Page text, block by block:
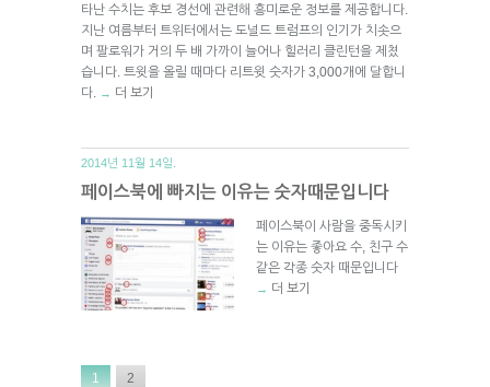
타난 수치는 후보 경선에 관련해 흥미로운 정보를 제공합니다.
지난 여름부터 트위터에서는 도널드 트럼프의 인기가 치솟으
며 팔로워가 거의 두 배 가까이 늘어나 힐러리 클린턴을 제쳤
습니다. 트윗을 올릴 때마다 리트윗 숫자가 3,000개에 달합니
다.
→ 더 보기
2014년 11월 14일.
페이스북에 빠지는 이유는 숫자때문입니다
페이스북이 사람을 중독시키
는 이유는 좋아요 수, 친구 수
같은 각종 숫자 때문입니다
→ 더 보기
1 2